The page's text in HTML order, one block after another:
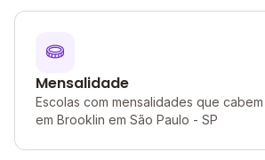
Mensalidade
Escolas com mensalidades que
em Brooklin em São Paulo - SP